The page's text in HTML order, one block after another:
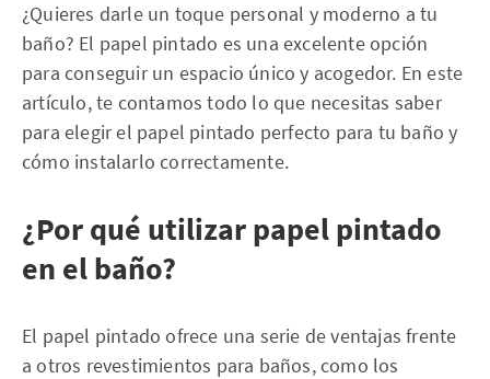
¿Quieres darle un toque personal y moderno a tu
baño? El papel pintado es una excelente opción
para conseguir un espacio único y acogedor. En este
artículo, te contamos todo lo que necesitas saber
para elegir el papel pintado perfecto para tu baño y
cómo instalarlo correctamente.
¿Por qué utilizar papel pintado
en el baño?
El papel pintado ofrece una serie de ventajas frente
a otros revestimientos para baños, como los